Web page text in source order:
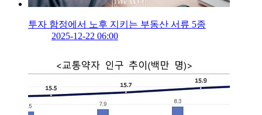
투자 함정에서 노후 지키는 부동산 서류 5종
2025-12-22 06:00